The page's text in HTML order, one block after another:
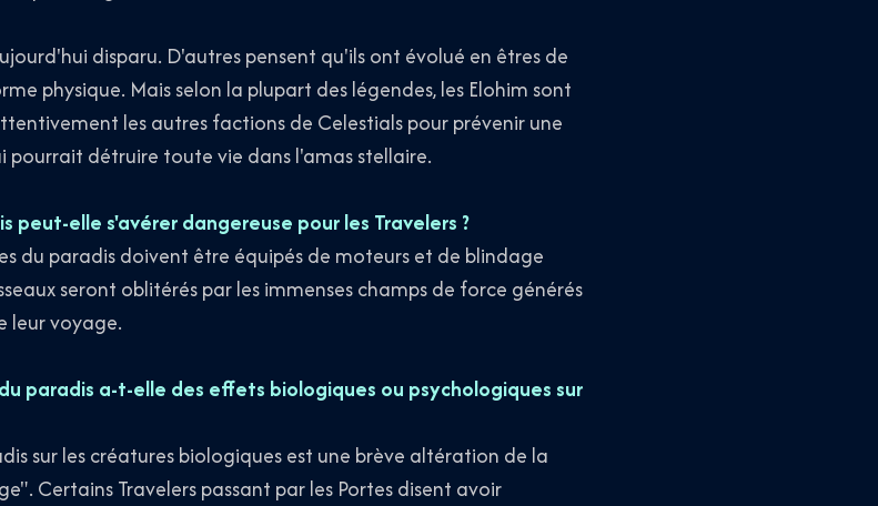
disparu. D'autres pensent qu'ils ont évolué en êtres de
physique. Mais selon la plupart des légendes, les Elohim sont
les autres factions de Celestials pour prévenir une
détruire toute vie dans l'amas stellaire.
peut-elle s'avérer dangereuse pour les Travelers ?
du paradis doivent être équipés de moteurs et de blindage
seront oblitérés par les immenses champs de force générés
leur voyage.
paradis a-t-elle des effets biologiques ou psychologiques sur
sur les créatures biologiques est une brève altération de la
Certains Travelers passant par les Portes disent avoir